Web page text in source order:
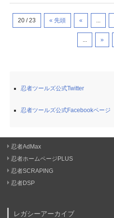
20 / 23 « 先頭 « ...
... »
忍者ツールズ公式Twitter
忍者ツールズ公式Facebookページ
忍者AdMax
忍者ホームページPLUS
忍者SCRAPING
忍者DSP
レガシーアーカイブ